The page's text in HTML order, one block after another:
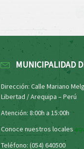
MUNICIPALIDAD
Dirección: Calle Mariano
Libertad / Arequipa – Perú
Atención: 8:00h a 15:00h
Conoce nuestros locales
Teléfono: (054) 640500